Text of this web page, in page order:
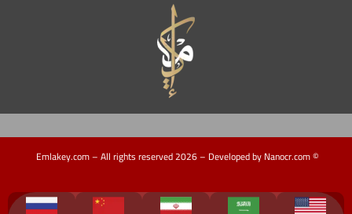
© Emlakey.com – All rights reserved 2026 – Developed by Nanocr.com
دورات تدريبية